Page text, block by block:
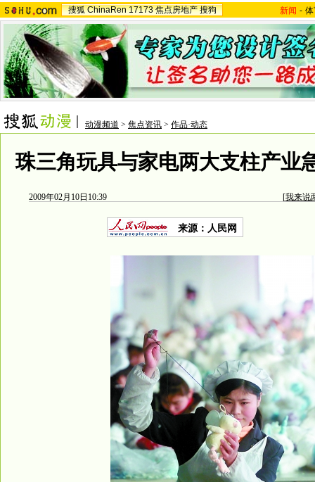
搜狐 ChinaRen 17173 焦点房地产 搜狗 新闻 -
动漫频道 > 焦点资讯 > 作品·动态
珠三角玩具与家电两大支柱产业
2009年02月10日10:39 [我来说
来源：人民网